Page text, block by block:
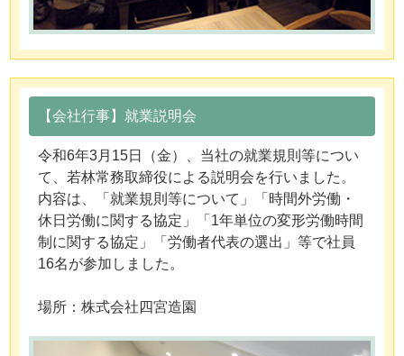
【会社行事】就業説明会
令和6年3月15日（金）、当社の就業規則等につい
て、若林常務取締役による説明会を行いました。
内容は、「就業規則等について」「時間外労働・
休日労働に関する協定」「1年単位の変形労働時間
制に関する協定」「労働者代表の選出」等で社員
16名が参加しました。
場所：株式会社四宮造園